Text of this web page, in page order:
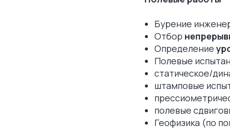
Бурение
Отбор
Определение
Полевые
статическое/
штамповые
полевые
Геофизика (по